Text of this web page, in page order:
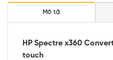
Mô tả
HP Spectre x360
touch